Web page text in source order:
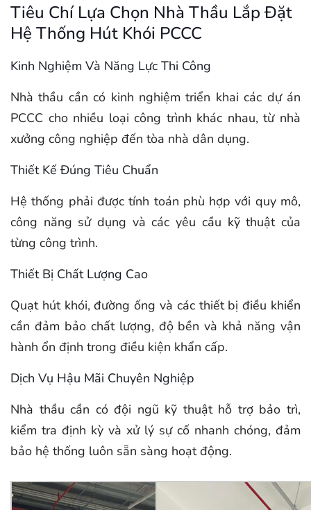
Tiêu Chí Lựa Chọn Nhà Thầu Lắp Đặt
Hệ Thống Hút Khói PCCC
Kinh Nghiệm Và Năng Lực Thi Công
Nhà thầu cần có kinh nghiệm triển khai các dự án
PCCC cho nhiều loại công trình khác nhau, từ nhà
xưởng công nghiệp đến tòa nhà dân dụng.
Thiết Kế Đúng Tiêu Chuẩn
Hệ thống phải được tính toán phù hợp với quy mô,
công năng sử dụng và các yêu cầu kỹ thuật của
từng công trình.
Thiết Bị Chất Lượng Cao
Quạt hút khói, đường ống và các thiết bị điều khiển
cần đảm bảo chất lượng, độ bền và khả năng vận
hành ổn định trong điều kiện khẩn cấp.
Dịch Vụ Hậu Mãi Chuyên Nghiệp
Nhà thầu cần có đội ngũ kỹ thuật hỗ trợ bảo trì,
kiểm tra định kỳ và xử lý sự cố nhanh chóng, đảm
bảo hệ thống luôn sẵn sàng hoạt động.